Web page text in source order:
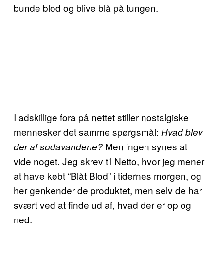
bunde blod og blive blå på tungen.
I adskillige fora på nettet stiller nostalgiske
mennesker det samme spørgsmål: Hvad blev
der af sodavandene? Men ingen synes at
vide noget. Jeg skrev til Netto, hvor jeg mener
at have købt “Blåt Blod” i tidernes morgen, og
her genkender de produktet, men selv de har
svært ved at finde ud af, hvad der er op og
ned.